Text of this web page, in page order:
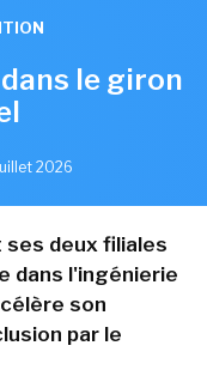
le giron
2026
ses deux filiales
dans l'ingénierie
son
par le